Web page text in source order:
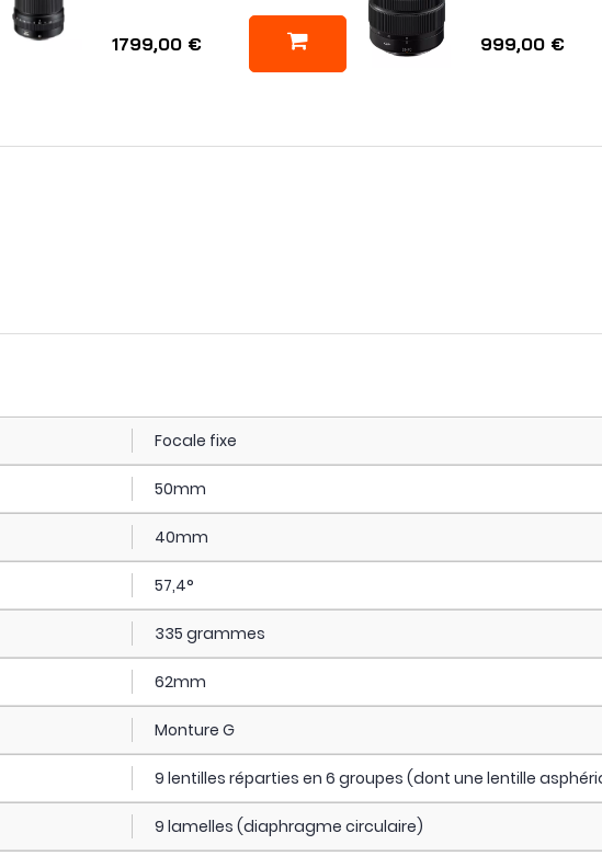
1799,00 € 999,00 €
Focale fixe
50mm
40mm
57,4°
335 grammes
62mm
Monture G
9 lentilles réparties en 6 groupes (dont une lentille
9 lamelles (diaphragme circulaire)